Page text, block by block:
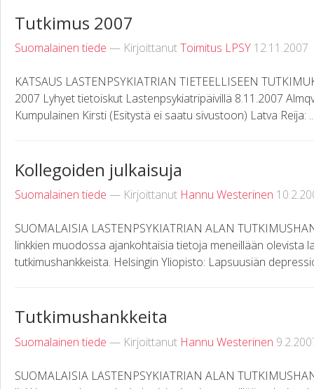
Tutkimus 2007
Suomalainen tiede — KirjoittanutToimitus LPSY 12.11.2007
KATSAUS LASTENPSYKIATRIAN TIETEELLISEEN
2007 Lyhyet tietoiskut Lastenpsykiatripäivillä 8.11.2007
Kumpulainen Kirsti (Esitystä ei saatu sivustoon) Latva Reija:
Kollegoiden julkaisuja
Suomalainen tiede — Kirjoittanut Hannu Westerinen
SUOMALAISIA LASTENPSYKIATRIAN ALAN
linkkien muodossa ajankohtaisia tietoja meneillään olevista
tutkimushankkeista. Helsingin Yliopisto: Lapsuusiän
Tutkimushankkeita
Suomalainen tiede — Kirjoittanut Hannu Westerinen
SUOMALAISIA LASTENPSYKIATRIAN ALAN